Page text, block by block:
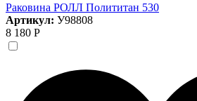
Раковина РОЛЛ Полититан 530
Артикул: У98808
8 180 Р